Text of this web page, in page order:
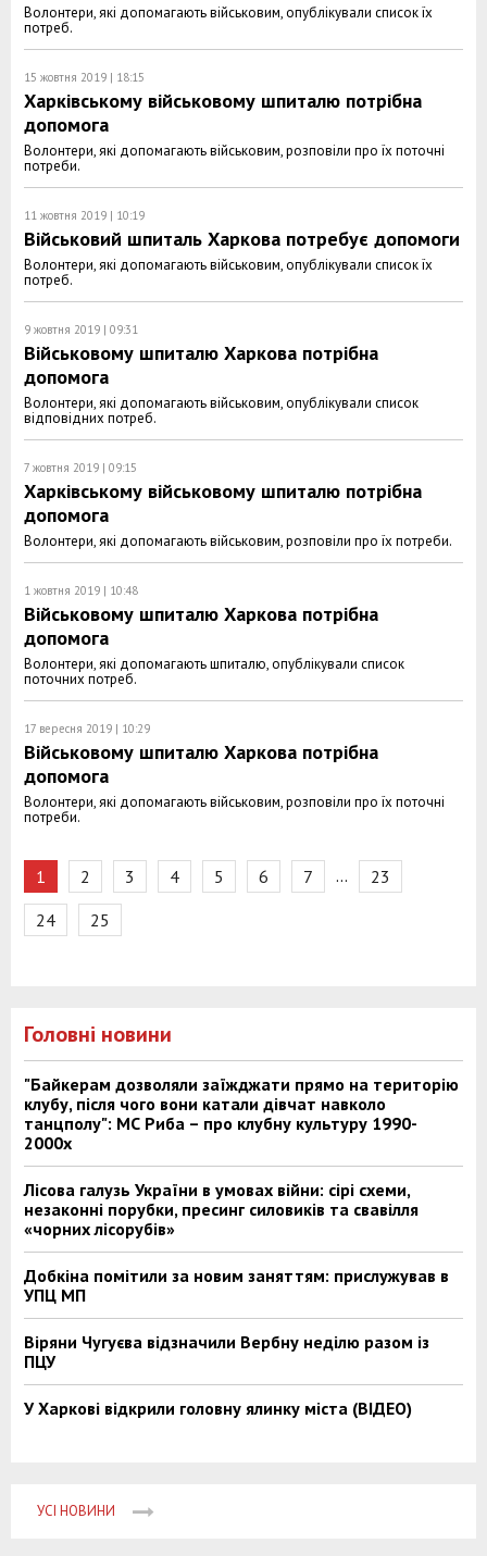
Волонтери, які допомагають військовим, опублікували список їх
потреб.
15 жовтня 2019 | 18:15
Харківському військовому шпиталю потрібна
допомога
Волонтери, які допомагають військовим, розповіли про їх поточні
потреби.
11 жовтня 2019 | 10:19
Військовий шпиталь Харкова потребує допомоги
Волонтери, які допомагають військовим, опублікували список їх
потреб.
9 жовтня 2019 | 09:31
Військовому шпиталю Харкова потрібна
допомога
Волонтери, які допомагають військовим, опублікували список
відповідних потреб.
7 жовтня 2019 | 09:15
Харківському військовому шпиталю потрібна
допомога
Волонтери, які допомагають військовим, розповіли про їх потреби.
1 жовтня 2019 | 10:48
Військовому шпиталю Харкова потрібна
допомога
Волонтери, які допомагають шпиталю, опублікували список
поточних потреб.
17 вересня 2019 | 10:29
Військовому шпиталю Харкова потрібна
допомога
Волонтери, які допомагають військовим, розповіли про їх поточні
потреби.
1 2 3 4 5 6 7 …
23
24
25
Головні новини
"Байкерам дозволяли заїжджати прямо на територію
клубу, після чого вони катали дівчат навколо
танцполу": МС Риба – про клубну культуру 1990-
2000х
Лісова галузь України в умовах війни: сірі схеми,
незаконні порубки, пресинг силовиків та свавілля
«чорних лісорубів»
Добкіна помітили за новим заняттям: прислужував в
УПЦ МП
Віряни Чугуєва відзначили Вербну неділю разом із
ПЦУ
У Харкові відкрили головну ялинку міста (ВІДЕО)
УСІ НОВИНИ